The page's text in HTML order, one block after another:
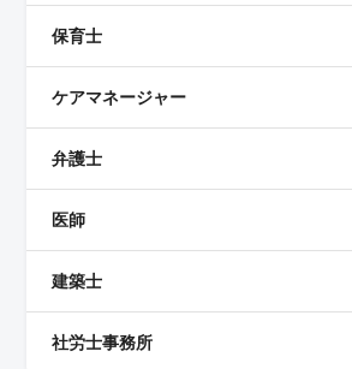
保育士
ケアマネージャー
弁護士
医師
建築士
社労士事務所